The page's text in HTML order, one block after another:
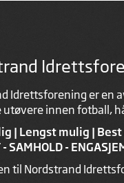
Idrettsforening er en
utøvere innen fotball,
| Lengst mulig |
- SAMHOLD -
til Nordstrand